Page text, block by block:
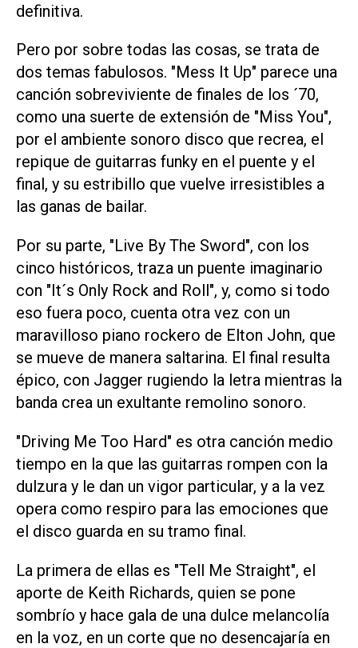
definitiva.
Pero por sobre todas las cosas, se trata de
dos temas fabulosos. "Mess It Up" parece una
canción sobreviviente de finales de los ´70,
como una suerte de extensión de "Miss You",
por el ambiente sonoro disco que recrea, el
repique de guitarras funky en el puente y el
final, y su estribillo que vuelve irresistibles a
las ganas de bailar.
Por su parte, "Live By The Sword", con los
cinco históricos, traza un puente imaginario
con "It´s Only Rock and Roll", y, como si todo
eso fuera poco, cuenta otra vez con un
maravilloso piano rockero de Elton John, que
se mueve de manera saltarina. El final resulta
épico, con Jagger rugiendo la letra mientras la
banda crea un exultante remolino sonoro.
"Driving Me Too Hard" es otra canción medio
tiempo en la que las guitarras rompen con la
dulzura y le dan un vigor particular, y a la vez
opera como respiro para las emociones que
el disco guarda en su tramo final.
La primera de ellas es "Tell Me Straight", el
aporte de Keith Richards, quien se pone
sombrío y hace gala de una dulce melancolía
en la voz, en un corte que no desencajaría en